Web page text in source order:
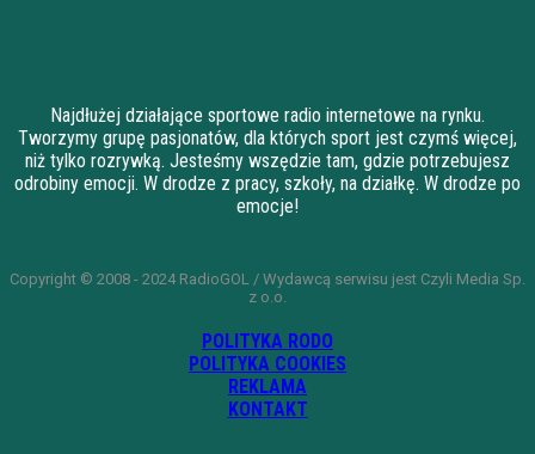
Najdłużej działające sportowe radio internetowe na rynku.
Tworzymy grupę pasjonatów, dla których sport jest czymś więcej,
niż tylko rozrywką. Jesteśmy wszędzie tam, gdzie potrzebujesz
odrobiny emocji. W drodze z pracy, szkoły, na działkę. W drodze po
emocje!
Copyright © 2008 - 2024 RadioGOL / Wydawcą serwisu jest Czyli Media Sp.
z o.o.
POLITYKA RODO
POLITYKA COOKIES
REKLAMA
KONTAKT